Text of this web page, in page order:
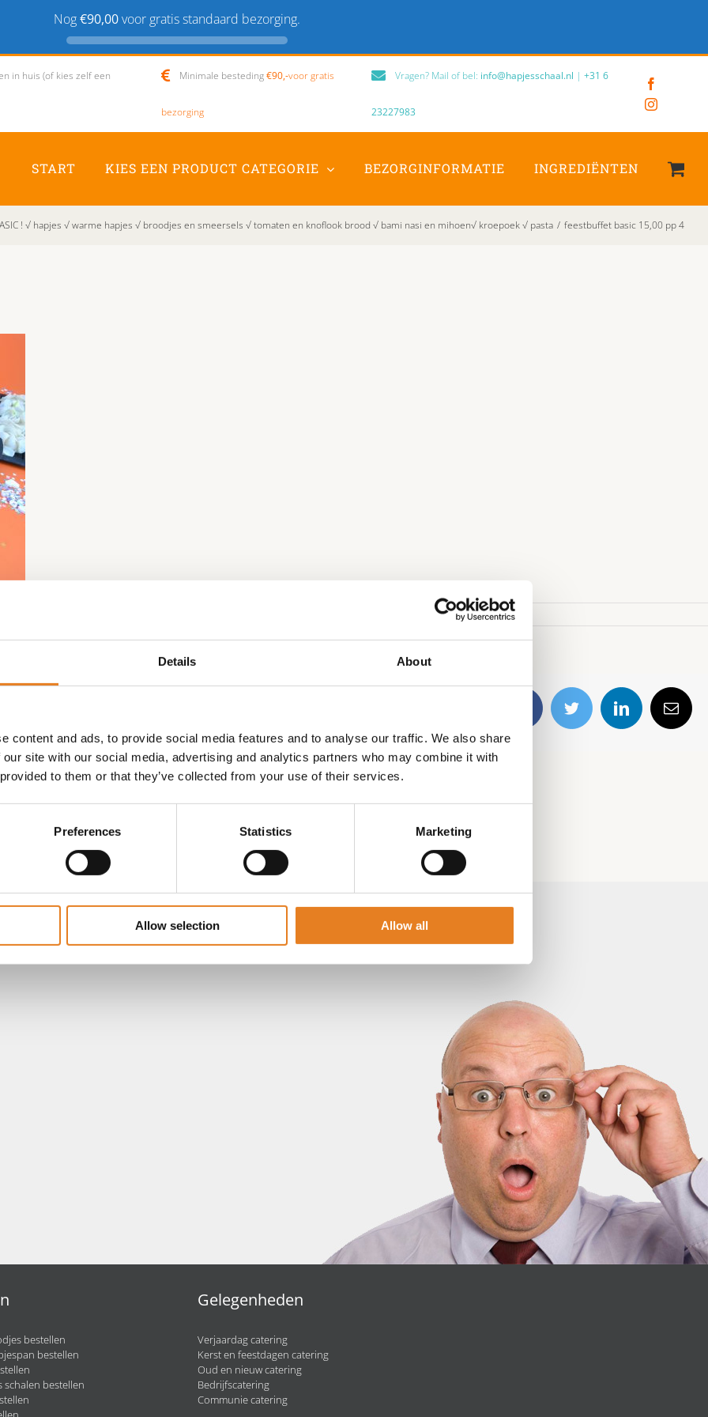
Details About
content and ads, to provide social media features and to analyse our traffic. We also share
site with our social media, advertising and analytics partners who may combine it with
to them or that they’ve collected from your use of their services.
Preferences Statistics Marketing
Allow selection Allow all
Nog€90,00voor gratis standaard bezorging.
in huis (of kies zelf een Minimale besteding€90,-voor gratis
bezorging
Vragen? Mail of bel: info@hapjesschaal.nl |+31 6
23227983
Instagram
START KIES EEN PRODUCT CATEGORIE BEZORGINFORMATIE INGREDIËNTEN
! √ hapjes √ warme hapjes √ broodjes en smeersels √ tomaten en knoflook brood √ bami nasi en mihoen√ kroepoek √ pasta / feestbuffet basic 15,00 pp 4
FacebookTwitter LinkedIn
E-
mail
bestellen
bestellen
schalen bestellen
Gelegenheden
Verjaardag catering
Kerst en feestdagen catering
Oud en nieuw catering
Bedrijfscatering
Communie catering